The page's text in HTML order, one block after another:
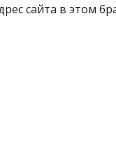
сайта в этом